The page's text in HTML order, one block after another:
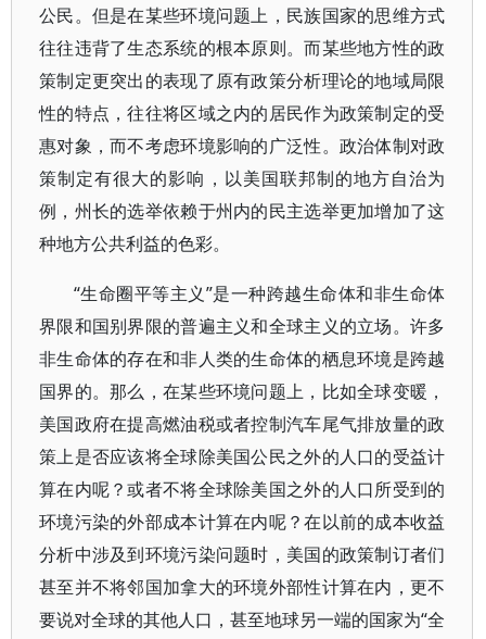
公民。但是在某些环境问题上，民族国家的思维方式
往往违背了生态系统的根本原则。而某些地方性的政
策制定更突出的表现了原有政策分析理论的地域局限
性的特点，往往将区域之内的居民作为政策制定的受
惠对象，而不考虑环境影响的广泛性。政治体制对政
策制定有很大的影响，以美国联邦制的地方自治为
例，州长的选举依赖于州内的民主选举更加增加了这
种地方公共利益的色彩。
“生命圈平等主义”是一种跨越生命体和非生命体
界限和国别界限的普遍主义和全球主义的立场。许多
非生命体的存在和非人类的生命体的栖息环境是跨越
国界的。那么，在某些环境问题上，比如全球变暖，
美国政府在提高燃油税或者控制汽车尾气排放量的政
策上是否应该将全球除美国公民之外的人口的受益计
算在内呢？或者不将全球除美国之外的人口所受到的
环境污染的外部成本计算在内呢？在以前的成本收益
分析中涉及到环境污染问题时，美国的政策制订者们
甚至并不将邻国加拿大的环境外部性计算在内，更不
要说对全球的其他人口，甚至地球另一端的国家为“全